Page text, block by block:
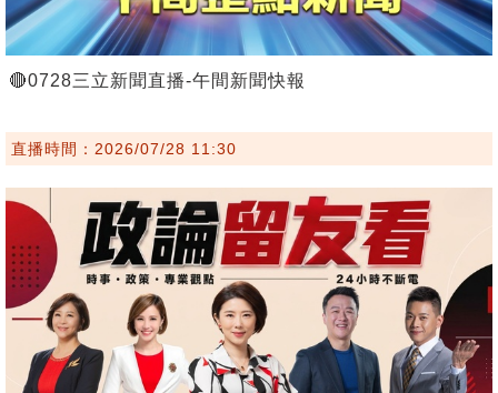
🔴0728三立新聞直播-午間新聞快報
直播時間：2026/07/28 11:30